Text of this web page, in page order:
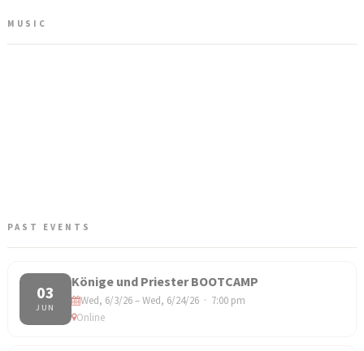
MUSIC
PAST EVENTS
03
JUN
Könige und Priester BOOTCAMP
Wed, 6/3/26 – Wed, 6/24/26 · 7:00 pm
Online